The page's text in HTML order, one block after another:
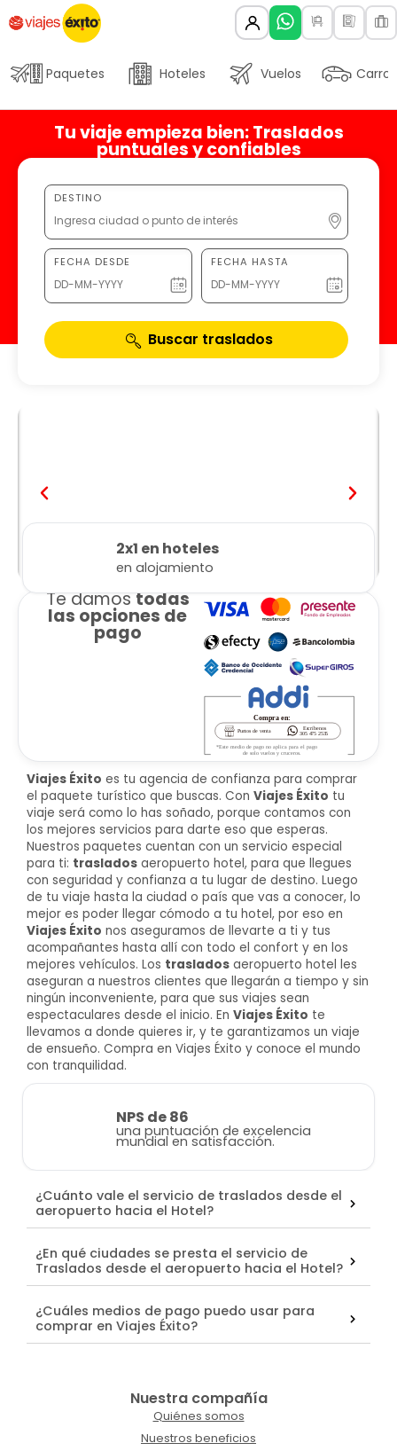
Paquetes Hoteles Vuelos Carros
Tu viaje empieza bien: Traslados
puntuales y confiables
DESTINO
FECHA DESDE FECHA HASTA
Buscar traslados
2x1 en hoteles
en alojamiento
Te damostodas
las opciones de
pago
Viajes Éxito es tu agencia de confianza para comprar
el paquete turístico que buscas. Con Viajes Éxito tu
viaje será como lo has soñado, porque contamos con
los mejores servicios para darte eso que esperas.
Nuestros paquetes cuentan con un servicio especial
para ti: traslados aeropuerto hotel, para que llegues
con seguridad y confianza a tu lugar de destino. Luego
de tu viaje hasta la ciudad o país que vas a conocer, lo
mejor es poder llegar cómodo a tu hotel, por eso en
Viajes Éxito nos aseguramos de llevarte a ti y tus
acompañantes hasta allí con todo el confort y en los
mejores vehículos. Los traslados aeropuerto hotel les
aseguran a nuestros clientes que llegarán a tiempo y sin
ningún inconveniente, para que sus viajes sean
espectaculares desde el inicio. En Viajes Éxito te
llevamos a donde quieres ir, y te garantizamos un viaje
de ensueño. Compra en Viajes Éxito y conoce el mundo
con tranquilidad.
NPS de 86
una puntuación de excelencia
mundial en satisfacción.
¿Cuánto vale el servicio de traslados desde el
aeropuerto hacia el Hotel?
¿En qué ciudades se presta el servicio de
Traslados desde el aeropuerto hacia el Hotel?
¿Cuáles medios de pago puedo usar para
comprar en Viajes Éxito?
Nuestra compañía
Quiénes somos
Nuestros beneficios